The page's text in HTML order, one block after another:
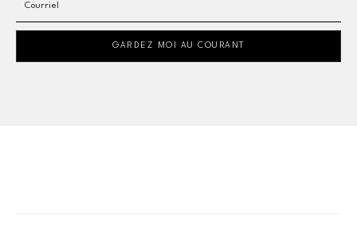
Courriel
GARDEZ MOI AU COURANT